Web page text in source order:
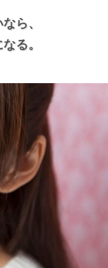
ら、
る。